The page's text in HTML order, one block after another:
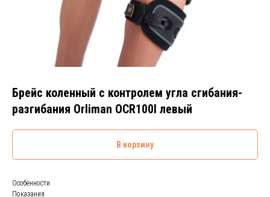
Брейс коленный с контролем угла сгибания-
разгибания Orliman OCR100I левый
В корзину
Особенности
Показания